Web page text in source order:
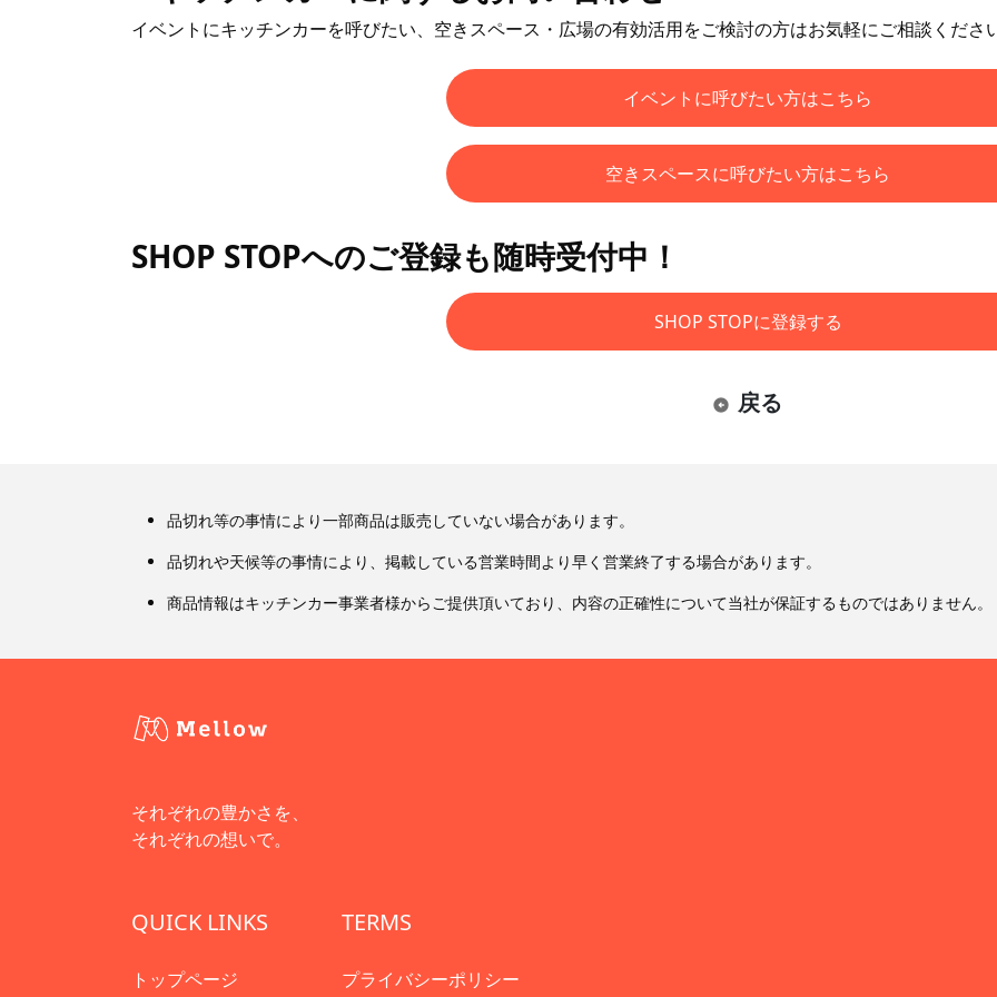
イベントにキッチンカーを呼びたい、空きスペース・広場の有効活用をご検討の方はお気軽にご相談くださ
イベントに呼びたい方はこちら
空きスペースに呼びたい方はこちら
SHOP STOPへのご登録も随時受付中！
SHOP STOPに登録する
戻る
品切れ等の事情により一部商品は販売していない場合があります。
品切れや天候等の事情により、掲載している営業時間より早く営業終了する場合があります。
商品情報はキッチンカー事業者様からご提供頂いており、内容の正確性について当社が保証するものではありません。
それぞれの豊かさを、
それぞれの想いで。
QUICK LINKS
トップページ
TERMS
プライバシーポリシー